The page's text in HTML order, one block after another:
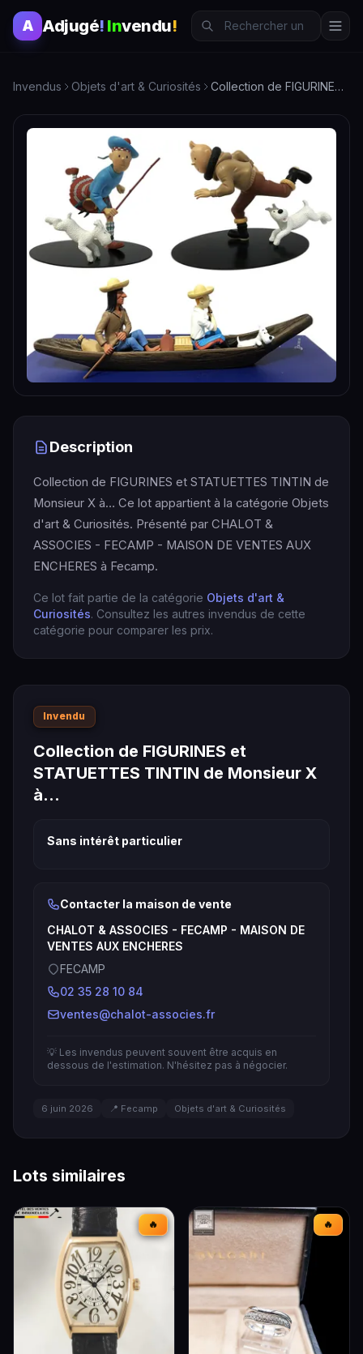
A Adjugé! Invendu!
Invendus Objets d'art & Curiosités Collection de FIGURINES et STATUETTES TINTIN de Monsieur X à…
Description
Collection de FIGURINES et STATUETTES TINTIN de
Monsieur X à… Ce lot appartient à la catégorie Objets
d'art & Curiosités. Présenté par CHALOT &
ASSOCIES - FECAMP - MAISON DE VENTES AUX
ENCHERES à Fecamp.
Ce lot fait partie de la catégorie Objets d'art &
Curiosités. Consultez les autres invendus de cette
catégorie pour comparer les prix.
Invendu
Collection de FIGURINES et
STATUETTES TINTIN de Monsieur X
à…
Sans intérêt particulier
Contacter la maison de vente
CHALOT & ASSOCIES - FECAMP - MAISON DE
VENTES AUX ENCHERES
FECAMP
02 35 28 10 84
ventes@chalot-associes.fr
💡 Les invendus peuvent souvent être acquis en
dessous de l'estimation. N'hésitez pas à négocier.
6 juin 2026 📍 Fecamp Objets d'art & Curiosités
Lots similaires
🔥 🔥